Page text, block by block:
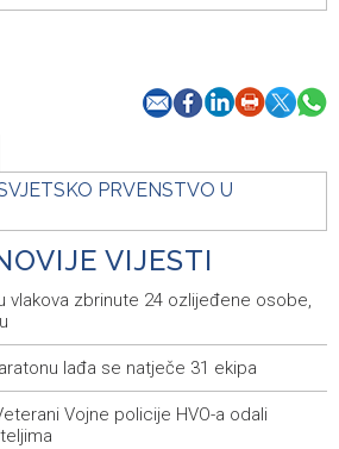
PRVENSTVO U
VIJESTI
vlakova zbrinute 24 ozlijeđene osobe,
lađa se natječe 31 ekipa
Vojne policije HVO-a odali